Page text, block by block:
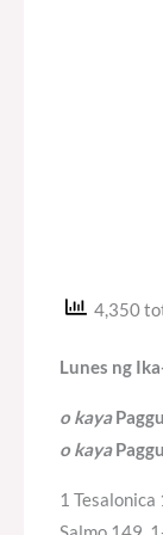
4,350
Lunes ng
o kaya
o kaya
1